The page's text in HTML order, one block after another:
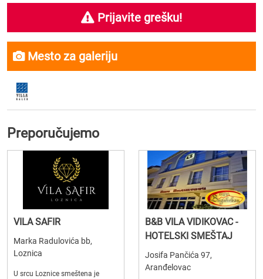
Prijavite grešku!
Mesto za galeriju
Preporučujemo
VILA SAFIR
Marka Radulovića bb,
Loznica
U srcu Loznice smeštena je
B&B VILA VIDIKOVAC -
HOTELSKI SMEŠTAJ
Josifa Pančića 97,
Aranđelovac